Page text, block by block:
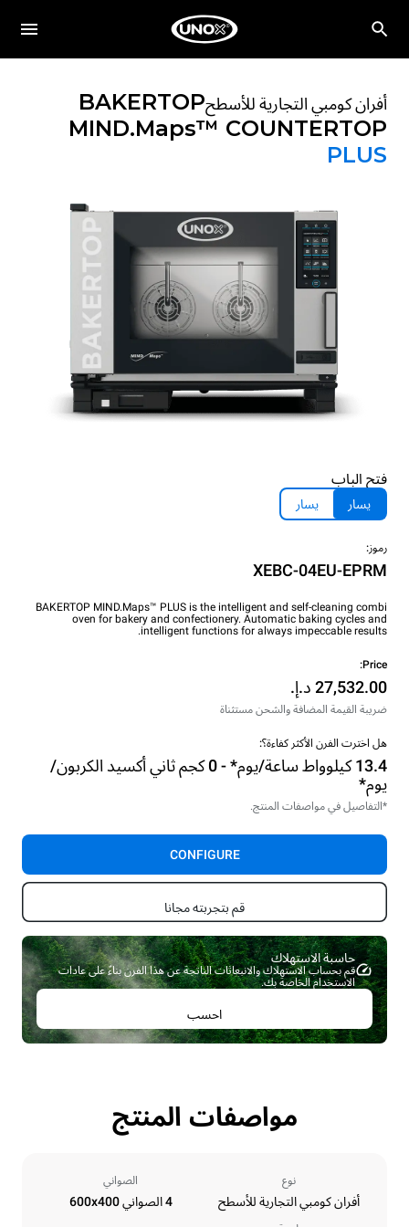
أفران كومبي التجارية للأسطحBAKERTOP
MIND.Maps™ COUNTERTOP
PLUS
فتح الباب
يسار يسار
رموز:
XEBC-04EU-EPRM
BAKERTOP MIND.Maps™ PLUS is the intelligent and self-cleaning combi
oven for bakery and confectionery. Automatic baking cycles and
intelligent functions for always impeccable results.
Price:
ضريبة القيمة المضافة والشحن مستثناة
هل اخترت الفرن الأكثر كفاءة؟:
13.4 كيلوواط ساعة/يوم* - 0 كجم ثاني أكسيد الكربون/
يوم*
*التفاصيل في مواصفات المنتج.
CONFIGURE
قم بتجربته مجانا
حاسبة الاستهلاك ​
قم بحساب الاستهلاك والانبعاثات الناتجة عن هذا الفرن بناءً على عادات
الاستخدام الخاصة بك.
احسب
مواصفات المنتج
نوع
أفران كومبي التجارية للأسطح
الصواني
4 الصواني 600x400